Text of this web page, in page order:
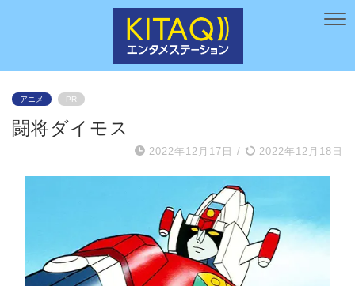
アニメ PR
闘将ダイモス
2022年12月17日 / 2022年12月18日